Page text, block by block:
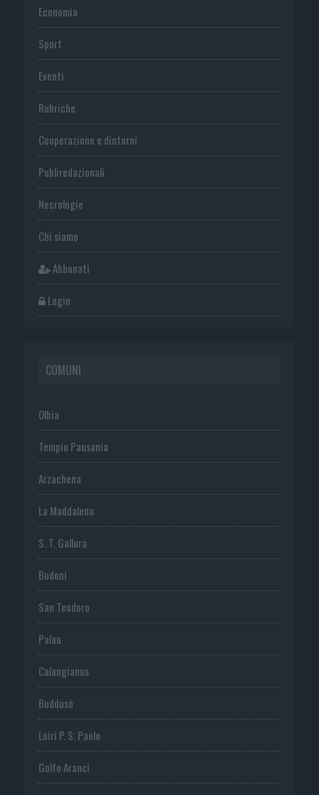
Economia
Sport
Eventi
Rubriche
Cooperazione e dintorni
Publiredazionali
Necrologie
Chi siamo
Abbonati
Login
COMUNI
Olbia
Tempio Pausania
Arzachena
La Maddalena
S. T. Gallura
Budoni
San Teodoro
Palau
Calangianus
Buddusò
Loiri P. S. Paolo
Golfo Aranci